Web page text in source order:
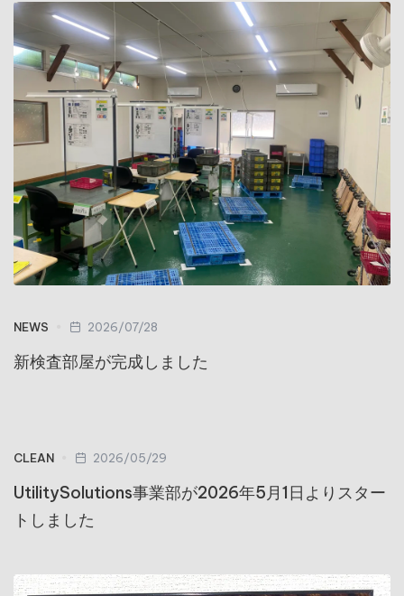
NEWS 2026/07/28
新検査部屋が完成しました
CLEAN 2026/05/29
UtilitySolutions事業部が2026年5月1日よりスター
トしました